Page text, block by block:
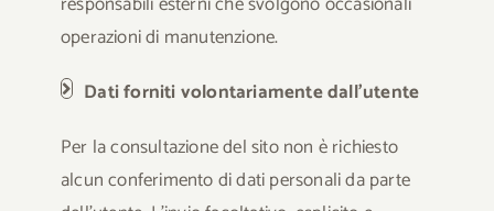
operazioni di manutenzione.
Dati forniti volontariamente dall’utente
Per la consultazione del sito non è richiesto
alcun conferimento di dati personali da parte